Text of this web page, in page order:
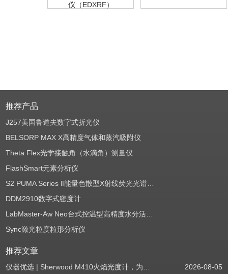
仪（EDXRF）
推荐产品
J257美国鲁道夫数字式折光仪
BELSORP MAX X高精度气体和蒸汽吸附仪
Theta Flex光学接触角（水滴角）测量仪
FlashSmart元素分析仪
S2 PUMA Series Ⅱ能量色散型X射线荧光光谱仪（EDXRF）
DDM2910数字式密度计
LabMaster-Aw Neo台式控温型高精度水分活度测定仪
Sync激光粒度粒形分析仪
推荐文章
仪器优选 | Sherwood M410火焰光度计，为用户检测提供值得信赖的基准方案
2026-08-05